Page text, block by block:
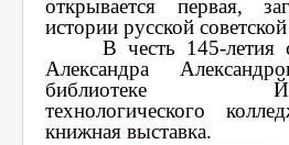
открывается первая,
истории русской
В честь 145-летия
Александра
библиотеке
технологического
книжная выставка.